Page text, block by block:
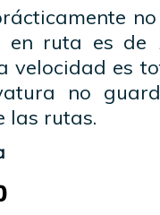
en ruta es de
velocidad es
no
las rutas.